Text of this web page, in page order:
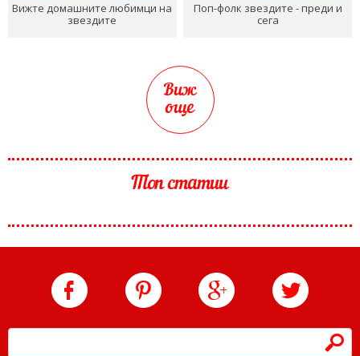
Вижте домашните любимци на
звездите
Поп-фолк звездите - преди и
сега
Виж
още
Топ статии
h